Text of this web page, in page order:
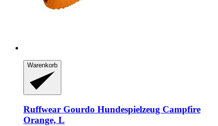
Warenkorb
Ruffwear Gourdo Hundespielzeug Campfire
Orange, L